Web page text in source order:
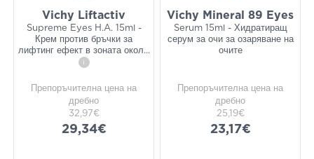
Vichy Liftactiv
Supreme Eyes H.A. 15ml -
Крем против бръчки за
лифтинг ефект в зоната окол...
i
Препоръчителна цена на
дребно
32,97€
29,34€
Vichy Mineral 89 Eyes
Serum 15ml - Хидратиращ
серум за очи за озаряване на
очите
Препоръчителна цена на
дребно
25,19€
23,17€